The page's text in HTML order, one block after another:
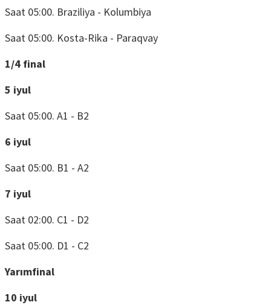
Saat 05:00. Braziliya - Kolumbiya
Saat 05:00. Kosta-Rika - Paraqvay
1/4 final
5 iyul
Saat 05:00. A1 - B2
6 iyul
Saat 05:00. B1 - A2
7 iyul
Saat 02:00. C1 - D2
Saat 05:00. D1 - C2
Yarımfinal
10 iyul